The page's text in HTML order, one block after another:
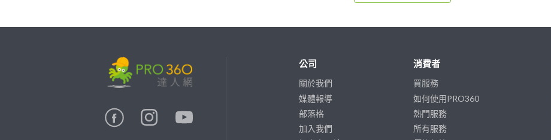
公司
關於我們
媒體報導
部落格
加入我們
消費者
買服務
如何使用PRO360
熱門服務
所有服務